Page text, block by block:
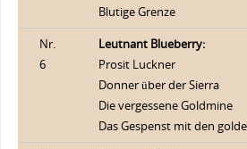
Blutige Grenze
Nr.
6
Leutnant Blueberry:
Prosit Luckner
Donner über der Sierra
Die vergessene Goldmine
Das Gespenst mit den